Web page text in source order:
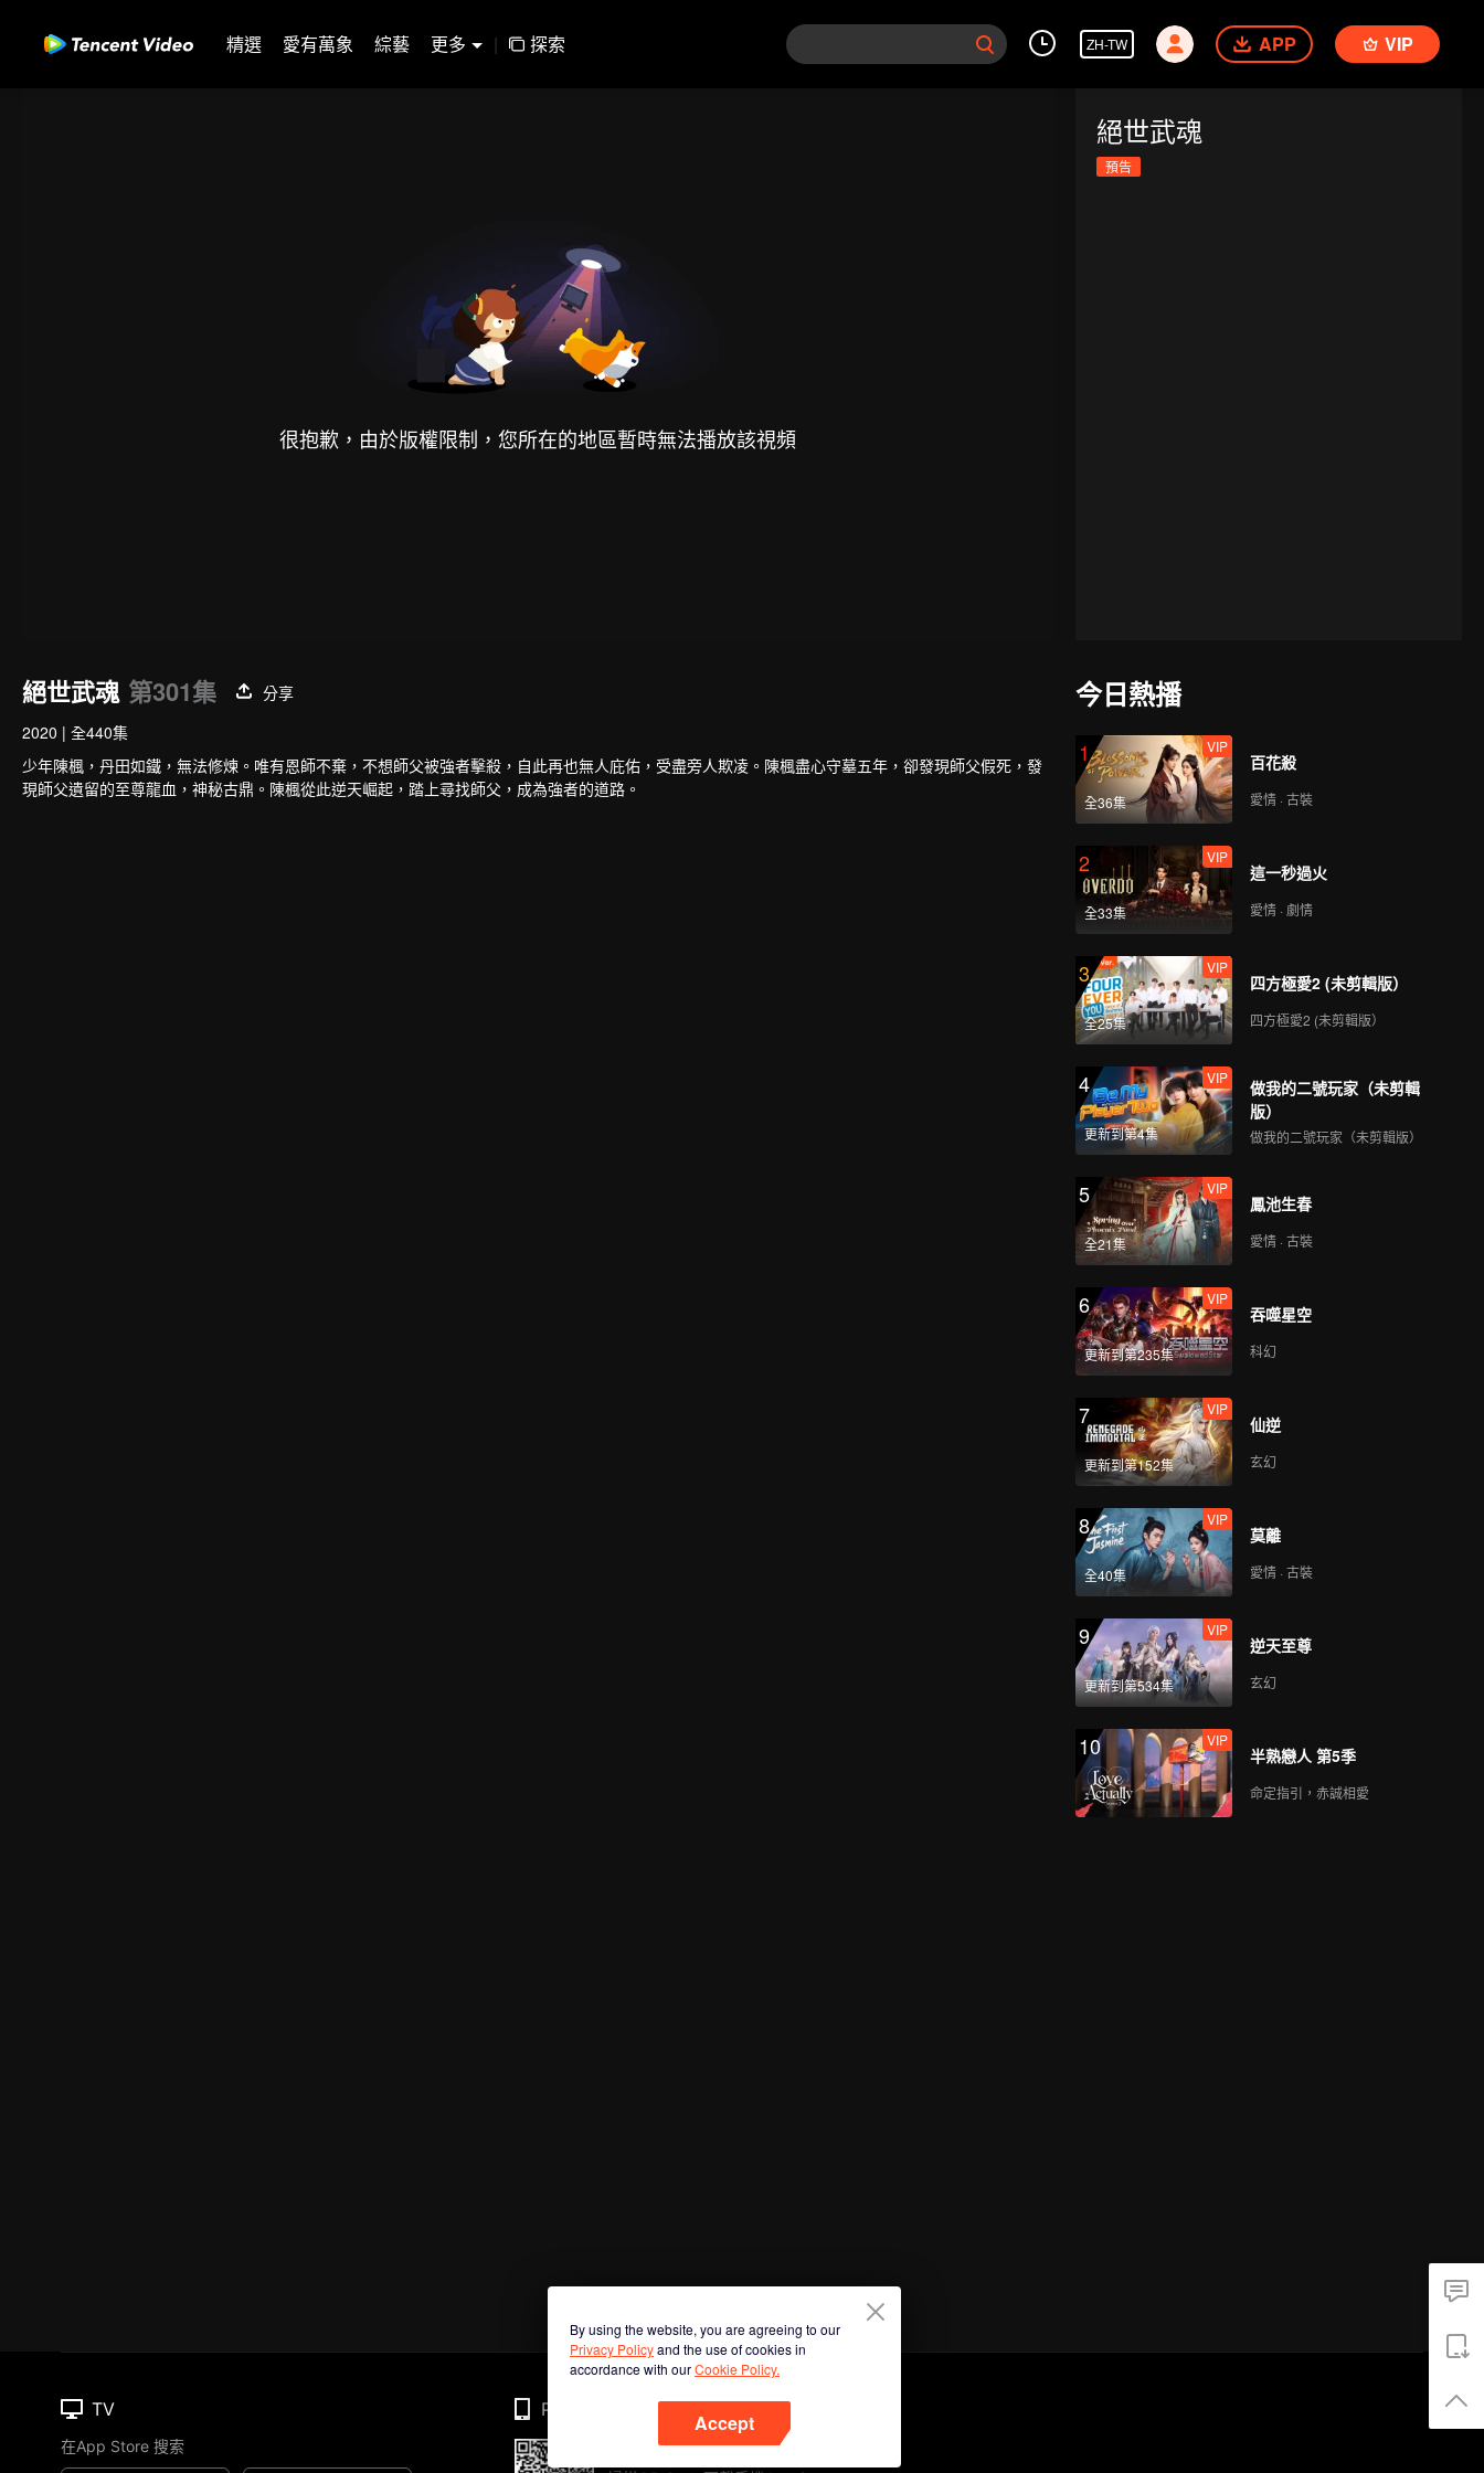
精選 愛有萬象 綜藝 更多 | 探索 ZH-TW APP VIP
很抱歉，由於版權限制，您所在的地區暫時無法播放該視頻
絕世武魂
預告
絕世武魂 第301集
分享
2020 | 全440集
少年陳楓，丹田如鐵，無法修煉。唯有恩師不棄，不想師父被強者擊殺，自此再也無人庇佑，受盡旁人欺凌。陳楓盡心守墓五年，卻發現師父假死，發
現師父遺留的至尊龍血，神秘古鼎。陳楓從此逆天崛起，踏上尋找師父，成為強者的道路。
今日熱播
1
全36集
VIP
百花殺
愛情 · 古裝
2
全33集
VIP
這一秒過火
愛情 · 劇情
3
全25集
VIP
四方極愛2 (未剪輯版）
四方極愛2 (未剪輯版）
4
更新到第4集
VIP
做我的二號玩家（未剪輯
版）
做我的二號玩家（未剪輯版）
5
全21集
VIP
鳳池生春
愛情 · 古裝
6
更新到第235集
VIP
吞噬星空
科幻
7
更新到第152集
VIP
仙逆
玄幻
8
全40集
VIP
莫離
愛情 · 古裝
9
更新到第534集
VIP
逆天至尊
玄幻
10 VIP
半熟戀人 第5季
命定指引，赤誠相愛
By using the website, you are agreeing to our
Privacy Policyand the use of cookies in
accordance with ourCookie Policy.
Accept
TV
在App Store 搜索
Phone